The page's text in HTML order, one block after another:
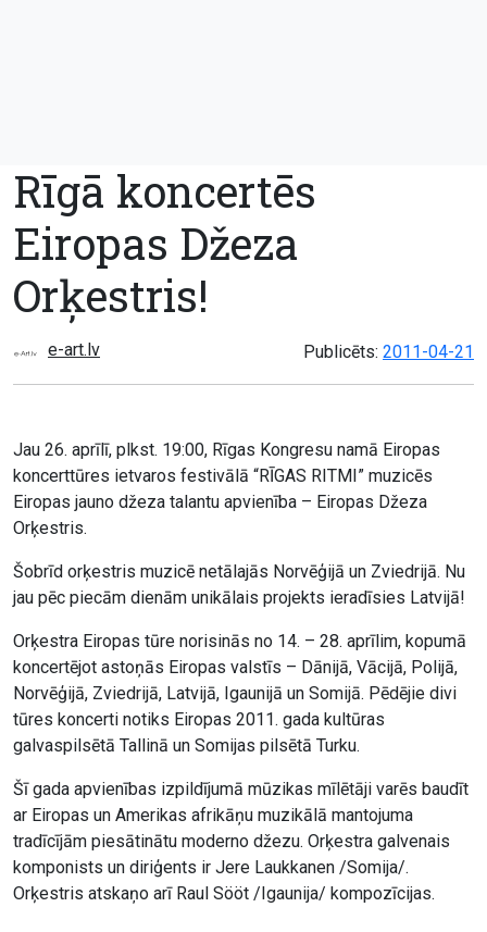
Rīgā koncertēs
Eiropas Džeza
Orķestris!
e-art.lv Publicēts: 2011-04-21
Jau 26. aprīlī, plkst. 19:00, Rīgas Kongresu namā Eiropas
koncerttūres ietvaros festivālā “RĪGAS RITMI” muzicēs
Eiropas jauno džeza talantu apvienība – Eiropas Džeza
Orķestris.
Šobrīd orķestris muzicē netālajās Norvēģijā un Zviedrijā. Nu
jau pēc piecām dienām unikālais projekts ieradīsies Latvijā!
Orķestra Eiropas tūre norisinās no 14. – 28. aprīlim, kopumā
koncertējot astoņās Eiropas valstīs – Dānijā, Vācijā, Polijā,
Norvēģijā, Zviedrijā, Latvijā, Igaunijā un Somijā. Pēdējie divi
tūres koncerti notiks Eiropas 2011. gada kultūras
galvaspilsētā Tallinā un Somijas pilsētā Turku.
Šī gada apvienības izpildījumā mūzikas mīlētāji varēs baudīt
ar Eiropas un Amerikas afrikāņu muzikālā mantojuma
tradīcījām piesātinātu moderno džezu. Orķestra galvenais
komponists un diriģents ir Jere Laukkanen /Somija/.
Orķestris atskaņo arī Raul Sööt /Igaunija/ kompozīcijas.